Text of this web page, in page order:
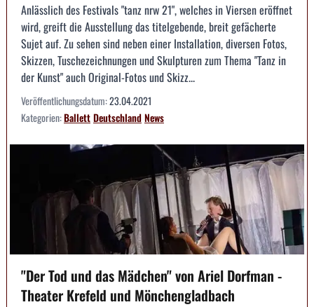
Anlässlich des Festivals "tanz nrw 21", welches in Viersen eröffnet
wird, greift die Ausstellung das titelgebende, breit gefächerte
Sujet auf. Zu sehen sind neben einer Installation, diversen Fotos,
Skizzen, Tuschezeichnungen und Skulpturen zum Thema "Tanz in
der Kunst" auch Original-Fotos und Skizz...
Veröffentlichungsdatum:23.04.2021
Kategorien:BallettDeutschlandNews
"Der Tod und das Mädchen" von Ariel Dorfman -
Theater Krefeld und Mönchengladbach